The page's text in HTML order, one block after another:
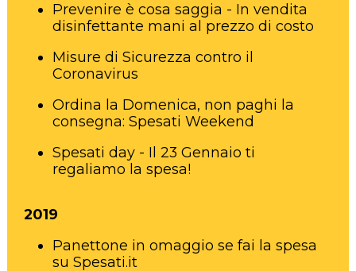
Prevenire è cosa saggia - In vendita
disinfettante mani al prezzo di costo
Misure di Sicurezza contro il
Coronavirus
Ordina la Domenica, non paghi la
consegna: Spesati Weekend
Spesati day - Il 23 Gennaio ti
regaliamo la spesa!
2019
Panettone in omaggio se fai la spesa
su Spesati.it